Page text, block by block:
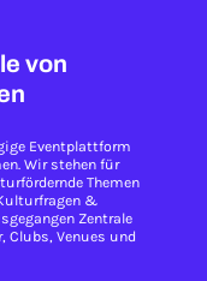
von
Eventplattform
Wir stehen für
Themen
&
Zentrale
Clubs, Venues und